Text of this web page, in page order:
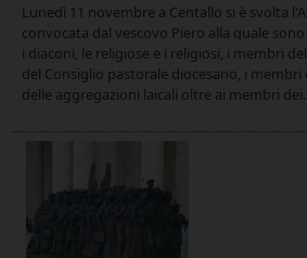
Lunedì 11 novembre a Centallo si è svolta
convocata dal vescovo Piero alla quale
i diaconi, le religiose e i religiosi, i membri
del Consiglio pastorale diocesano, i membri
delle aggregazioni laicali oltre ai membri